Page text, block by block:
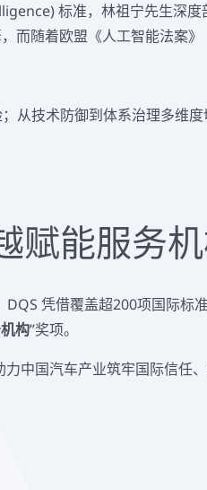
标准，林祖宁先生深度
随着欧盟《人工智能法案
从技术防御到体系治理多维
赋能服务
凭借覆盖超200项国际
构”奖项。
中国汽车产业筑牢国际信任